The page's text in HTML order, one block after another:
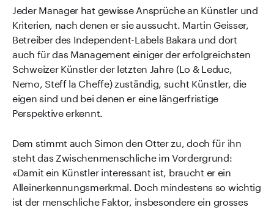
Jeder Manager hat gewisse Ansprüche an Künstler und
Kriterien, nach denen er sie aussucht. Martin Geisser,
Betreiber des Independent-Labels Bakara und dort
auch für das Management einiger der erfolgreichsten
Schweizer Künstler der letzten Jahre (Lo & Leduc,
Nemo, Steff la Cheffe) zuständig, sucht Künstler, die
eigen sind und bei denen er eine längerfristige
Perspektive erkennt.
Dem stimmt auch Simon den Otter zu, doch für ihn
steht das Zwischenmenschliche im Vordergrund:
«Damit ein Künstler interessant ist, braucht er ein
Alleinerkennungsmerkmal. Doch mindestens so wichtig
ist der menschliche Faktor, insbesondere ein grosses